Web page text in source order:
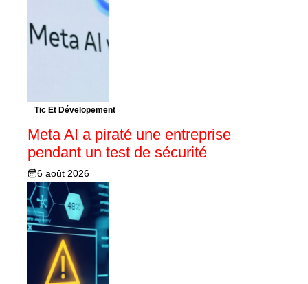
Tic Et Dévelopement
Meta AI a piraté une entreprise
pendant un test de sécurité
6 août 2026